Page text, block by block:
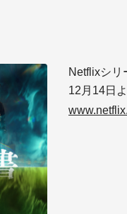
Netflixシ
12月14日